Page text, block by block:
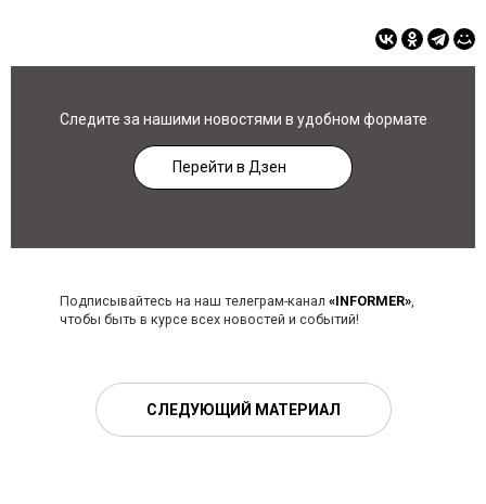
Следите за нашими новостями в удобном формате
Перейти в Дзен
Подписывайтесь на наш телеграм-канал «INFORMER»,
чтобы быть в курсе всех новостей и событий!
СЛЕДУЮЩИЙ МАТЕРИАЛ